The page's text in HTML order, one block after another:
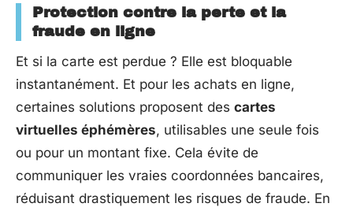
Protection contre la perte et la
fraude en ligne
Et si la carte est perdue ? Elle est bloquable
instantanément. Et pour les achats en ligne,
certaines solutions proposent des cartes
virtuelles éphémères, utilisables une seule fois
ou pour un montant fixe. Cela évite de
communiquer les vraies coordonnées bancaires,
réduisant drastiquement les risques de fraude. En